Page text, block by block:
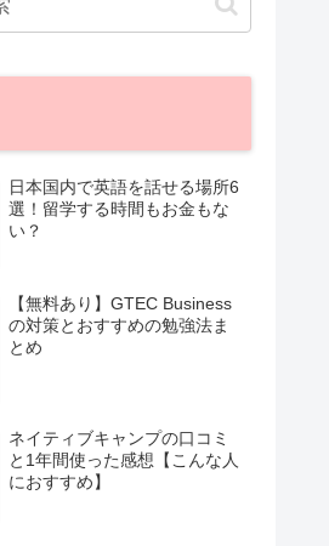
日本国内で英語を話せる場所6
選！留学する時間もお金もな
い？
【無料あり】GTEC Business
の対策とおすすめの勉強法ま
とめ
ネイティブキャンプの口コミ
と1年間使った感想【こんな人
におすすめ】